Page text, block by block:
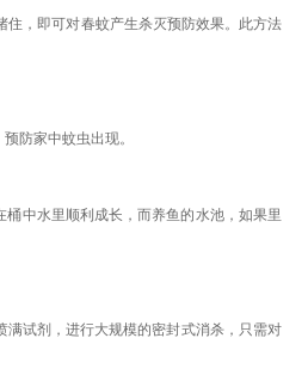
，即可对春蚊产生杀灭预防效果。此方法
防家中蚊虫出现。
中水里顺利成长，而养鱼的水池，如果里
满试剂，进行大规模的密封式消杀，只需对